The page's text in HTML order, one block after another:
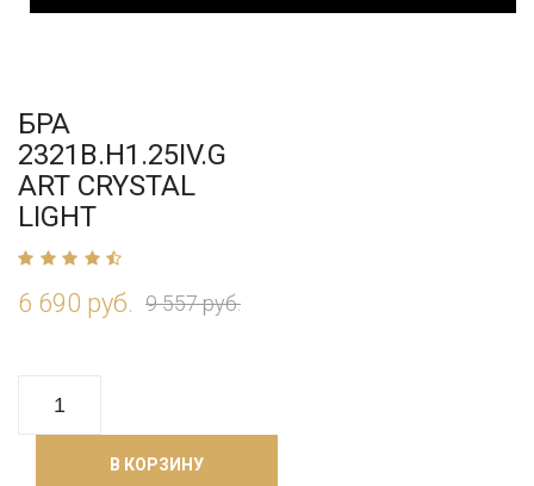
БРА
2321B.H1.25IV.G
ART CRYSTAL
LIGHT
6 690 руб. 9 557 руб.
В КОРЗИНУ